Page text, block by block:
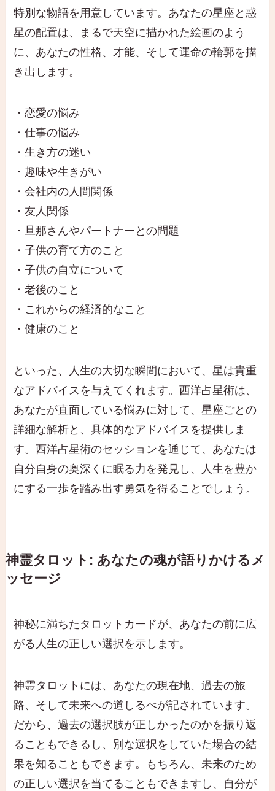
特別な物語を用意しています。あなたの星座と惑
星の配置は、まるで天空に描かれた絵画のよう
に、あなたの性格、才能、そして運命の輪郭を描
き出します。
・恋愛の悩み
・仕事の悩み
・生き方の迷い
・趣味や生きがい
・会社内の人間関係
・友人関係
・旦那さんやパートナーとの問題
・子供の育て方のこと
・子供の自立について
・老後のこと
・これからの経済的なこと
・健康のこと
といった、人生の大切な瞬間において、星は貴重
なアドバイスを与えてくれます。西洋占星術は、
あなたが直面している悩みに対して、星座ごとの
詳細な解析と、具体的なアドバイスを提供しま
す。西洋占星術のセッションを通じて、あなたは
自分自身の奥深くに眠る力を発見し、人生を豊か
にする一歩を踏み出す勇気を得ることでしょう。
神霊タロット: あなたの魂が語りかけるメ
ッセージ
神秘に満ちたタロットカードが、あなたの前に広
がる人生の正しい選択を示します。
神霊タロットには、あなたの現在地、過去の旅
路、そして未来への道しるべが記されています。
だから、過去の選択肢が正しかったのかを振り返
ることもできるし、別な選択をしていた場合の結
果を知ることもできます。もちろん、未来のため
の正しい選択を当てることもできますし、自分が